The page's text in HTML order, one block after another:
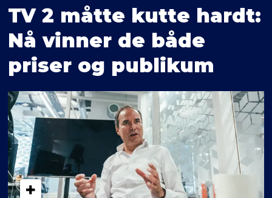
TV 2 måtte kutte hardt:
Nå vinner de både
priser og publikum